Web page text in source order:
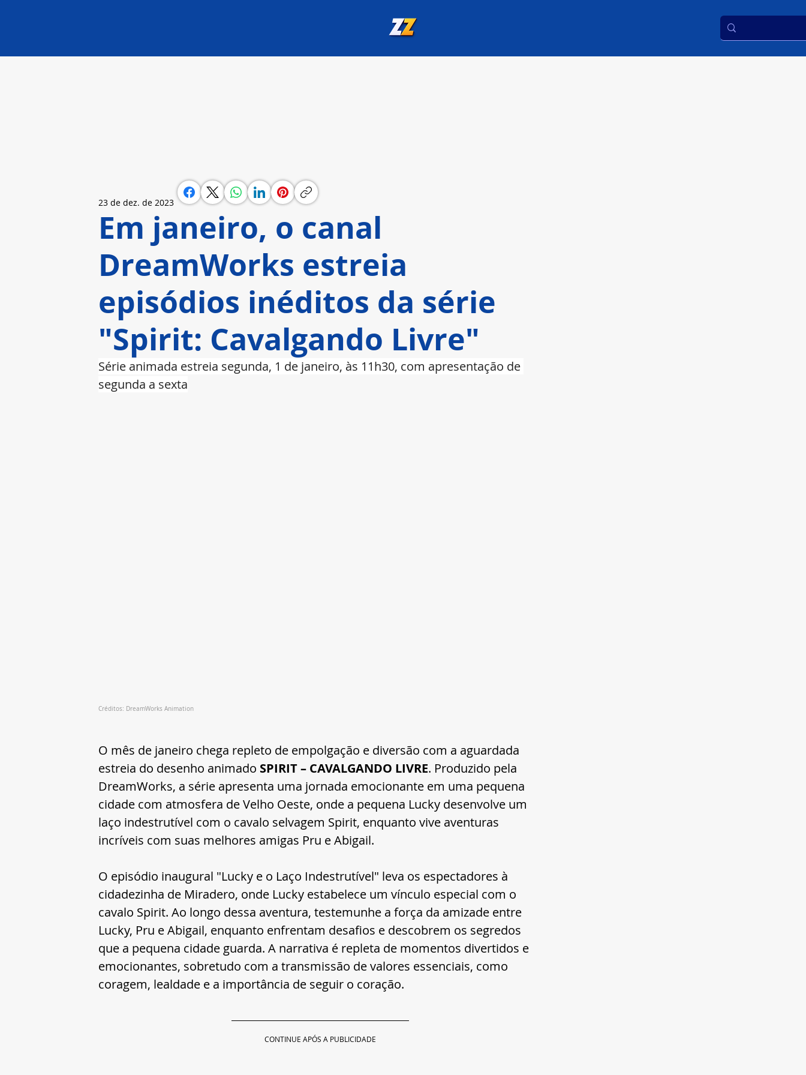
Em janeiro, o canal
DreamWorks estreia
episódios inéditos da série
"Spirit: Cavalgando Livre"
23 de dez. de 2023
Série animada estreia segunda, 1 de janeiro, às 11h30, com apresentação de
segunda a sexta
Créditos: DreamWorks Animation
O mês de janeiro chega repleto de empolgação e diversão com a aguardada
estreia do desenho animado SPIRIT – CAVALGANDO LIVRE. Produzido pela
DreamWorks, a série apresenta uma jornada emocionante em uma pequena
cidade com atmosfera de Velho Oeste, onde a pequena Lucky desenvolve um
laço indestrutível com o cavalo selvagem Spirit, enquanto vive aventuras
incríveis com suas melhores amigas Pru e Abigail.
O episódio inaugural "Lucky e o Laço Indestrutível" leva os espectadores à
cidadezinha de Miradero, onde Lucky estabelece um vínculo especial com o
cavalo Spirit. Ao longo dessa aventura, testemunhe a força da amizade entre
Lucky, Pru e Abigail, enquanto enfrentam desafios e descobrem os segredos
que a pequena cidade guarda. A narrativa é repleta de momentos divertidos e
emocionantes, sobretudo com a transmissão de valores essenciais, como
coragem, lealdade e a importância de seguir o coração.
CONTINUE APÓS A PUBLICIDADE